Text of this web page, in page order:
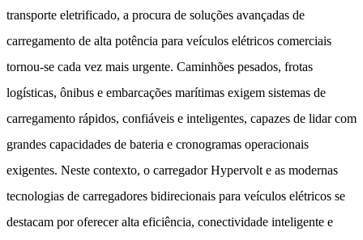
transporte eletrificado, a procura de soluções avançadas de
carregamento de alta potência para veículos elétricos comerciais
tornou-se cada vez mais urgente. Caminhões pesados, frotas
logísticas, ônibus e embarcações marítimas exigem sistemas de
carregamento rápidos, confiáveis ​​e inteligentes, capazes de lidar com
grandes capacidades de bateria e cronogramas operacionais
exigentes. Neste contexto, o carregador Hypervolt e as modernas
tecnologias de carregadores bidirecionais para veículos elétricos se
destacam por oferecer alta eficiência, conectividade inteligente e